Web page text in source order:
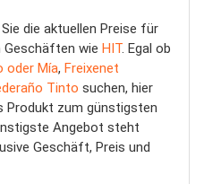
die aktuellen Preise für
Geschäften wie HIT. Egal ob
oder Mía, Freixenet
Tinto suchen, hier
Produkt zum günstigsten
Angebot steht
Geschäft, Preis und